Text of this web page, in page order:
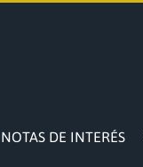
NOTAS DE INTERÉS